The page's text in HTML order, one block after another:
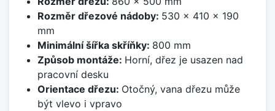
Rozměr dřezové nádoby: 530 x 410 x 190
mm
Minimální šířka skříňky: 800 mm
Způsob montáže: Horní, dřez je usazen nad
pracovní desku
Orientace dřezu: Otočný, vana dřezu může
být vlevo i vpravo